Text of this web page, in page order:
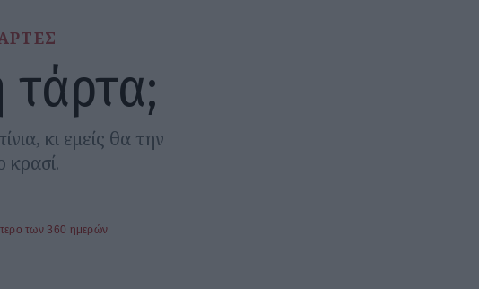
τάρτα;
κι εμείς θα την
κρασί.
των 360 ημερών